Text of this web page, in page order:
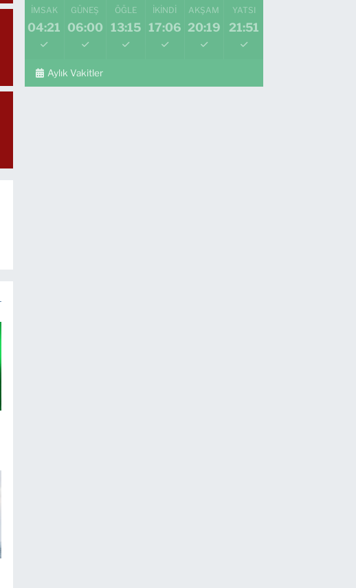
İMSAK
04:21
GÜNEŞ
06:00
ÖĞLE
13:15
İKINDI
17:06
AKŞAM
20:19
YATSI
21:51
Aylık Vakitler